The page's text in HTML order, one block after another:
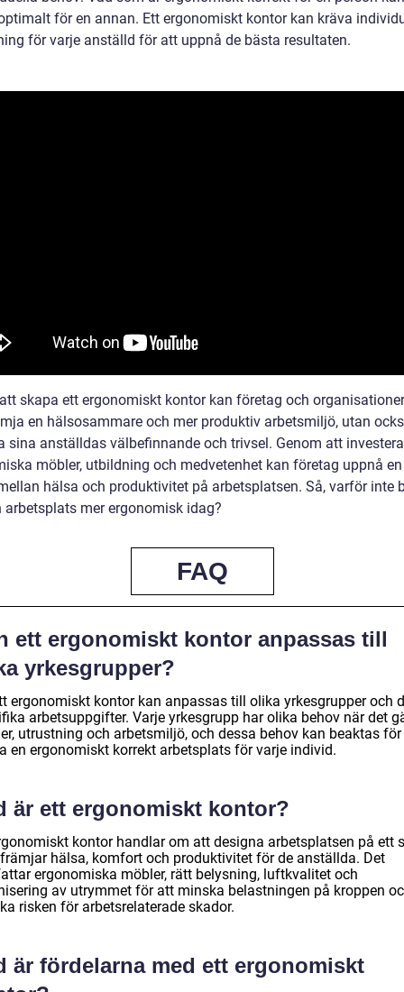
för en annan. Ett ergonomiskt kontor kan kräva
för varje anställd för att uppnå de bästa resultaten.
skapa ett ergonomiskt kontor kan företag och
en hälsosammare och mer produktiv arbetsmiljö, utan
sina anställdas välbefinnande och trivsel. Genom att
möbler, utbildning och medvetenhet kan företag uppnå
hälsa och produktivitet på arbetsplatsen. Så, varför inte
arbetsplats mer ergonomisk idag?
FAQ
ett ergonomiskt kontor anpassas till
yrkesgrupper?
ergonomiskt kontor kan anpassas till olika yrkesgrupper och
arbetsuppgifter. Varje yrkesgrupp har olika behov när det
utrustning och arbetsmiljö, och dessa behov kan beaktas
en ergonomiskt korrekt arbetsplats för varje individ.
är ett ergonomiskt kontor?
kontor handlar om att designa arbetsplatsen på ett
hälsa, komfort och produktivitet för de anställda. Det
ergonomiska möbler, rätt belysning, luftkvalitet och
av utrymmet för att minska belastningen på kroppen
risken för arbetsrelaterade skador.
är fördelarna med ett ergonomiskt